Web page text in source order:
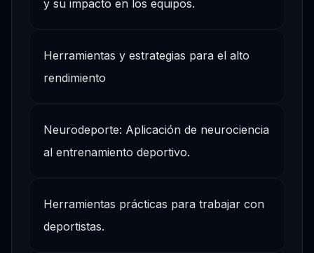
y su impacto en los equipos.
Herramientas y estrategias para el alto
rendimiento
Neurodeporte: Aplicación de neurociencia
al entrenamiento deportivo.
Herramientas prácticas para trabajar con
deportistas.